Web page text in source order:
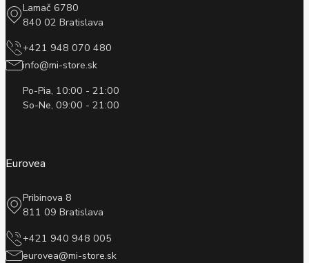
Lamač 6780
840 02 Bratislava
+421 948 070 480
info@mi-store.sk
Po-Pia, 10:00 - 21:00
So-Ne, 09:00 - 21:00
Eurovea
Pribinova 8
811 09 Bratislava
+421 940 948 005
eurovea@mi-store.sk